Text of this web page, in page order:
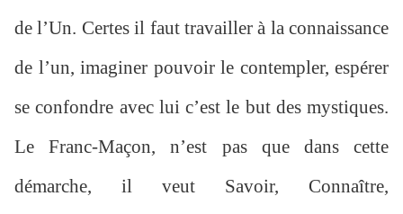
de l’Un. Certes il faut travailler à la connaissance
de l’un, imaginer pouvoir le contempler, espérer
se confondre avec lui c’est le but des mystiques.
Le Franc-Maçon, n’est pas que dans cette
démarche, il veut Savoir, Connaître,